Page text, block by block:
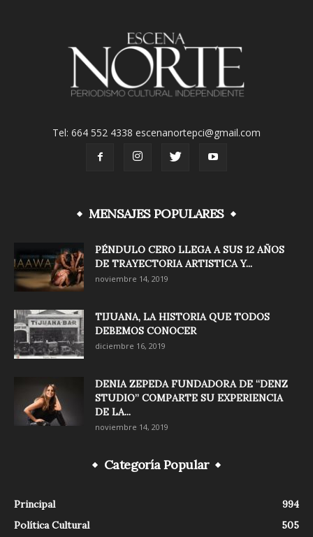
Tel: 664 552 4338 escenanortepci@gmail.com
MENSAJES POPULARES
PÉNDULO CERO LLEGA A SUS 12 AÑOS
DE TRAYECTORIA ARTISTICA Y...
noviembre 14, 2019
TIJUANA, LA HISTORIA QUE TODOS
DEBEMOS CONOCER
diciembre 16, 2019
DENIA ZEPEDA FUNDADORA DE “DENZ
STUDIO” COMPARTE SU EXPERIENCIA
DE LA...
noviembre 14, 2019
Categoría Popular
Principal
994
Política Cultural
505